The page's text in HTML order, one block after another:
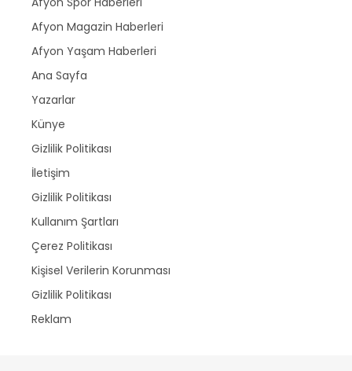
Afyon Magazin Haberleri
Afyon Yaşam Haberleri
Ana Sayfa
Yazarlar
Künye
Gizlilik Politikası
İletişim
Gizlilik Politikası
Kullanım Şartları
Çerez Politikası
Kişisel Verilerin Korunması
Gizlilik Politikası
Reklam